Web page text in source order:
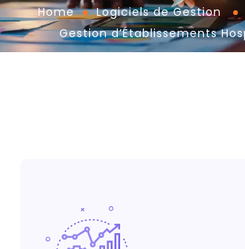
Home Logiciels de Gestion
Gestion d’Établissements